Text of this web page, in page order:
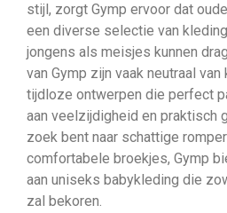
stijl, zorgt Gymp ervoor dat
een diverse selectie van
jongens als meisjes kunnen
van Gymp zijn vaak neutraal van
tijdloze ontwerpen die perfect
aan veelzijdigheid en praktisch
zoek bent naar schattige
comfortabele broekjes, Gymp
aan uniseks babykleding die
zal bekoren.